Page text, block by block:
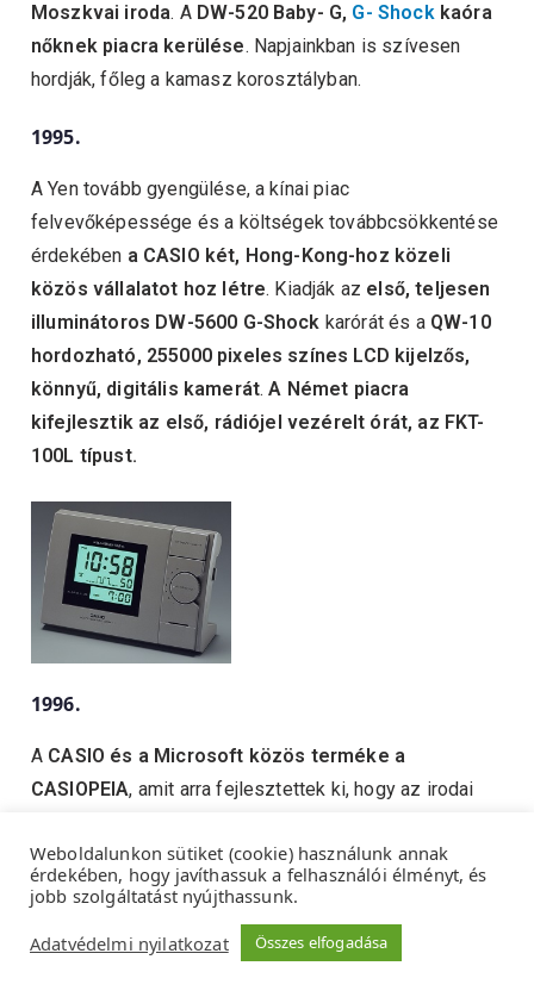
Moszkvai iroda. A DW-520 Baby- G, G- Shockkaóra
nőknek piacra kerülése. Napjainkban is szívesen
hordják, főleg a kamasz korosztályban.
1995.
A Yen tovább gyengülése, a kínai piac
felvevőképessége és a költségek továbbcsökkentése
érdekében a CASIO két, Hong-Kong-hoz közeli
közös vállalatot hoz létre. Kiadják az első, teljesen
illuminátoros DW-5600 G-Shock karórát és a QW-10
hordozható, 255000 pixeles színes LCD kijelzős,
könnyű, digitális kamerát.A Német piacra
kifejlesztik az első, rádiójel vezérelt órát, az FKT-
100L típust.
1996.
A CASIO és a Microsoft közös terméke a
CASIOPEIA, amit arra fejlesztettek ki, hogy az irodai
Elindítva ezzel a PDA-k fejlődésének
végeláthatatlan folyamatát.
1999.
Weboldalunkon sütiket (cookie) használunk annak
érdekében, hogy javíthassuk a felhasználói élményt, és
jobb szolgáltatást nyújthassunk.
Adatvédelmi nyilatkozat
Összes elfogadása